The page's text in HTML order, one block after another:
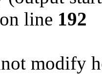
on line 192
modify